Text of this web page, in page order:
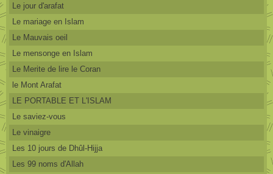
Le jour d'arafat
Le mariage en Islam
Le Mauvais oeil
Le mensonge en Islam
Le Merite de lire le Coran
le Mont Arafat
LE PORTABLE ET L'ISLAM
Le saviez-vous
Le vinaigre
Les 10 jours de Dhûl-Hijja
Les 99 noms d'Allah